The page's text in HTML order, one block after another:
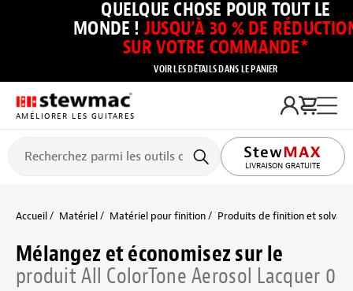
QUELQUE CHOSE POUR TOUT LE
MONDE ! JUSQU’À 30 % DE
SUR VOTRE COMMANDE*
VOIR LES DÉTAILS DANS LE PANIER
AMÉLIORER LES GUITARES
LIVRAISON GRATUITE
Accueil Matériel Matériel pour finition Produits de finition et
Mélangez et économisez sur le
produit All ColorTone Aerosol Lacquer 0